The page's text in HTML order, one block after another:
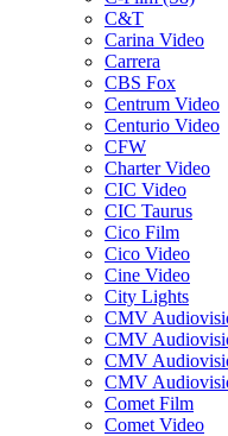
C&T
Carina Video
Carrera
CBS Fox
Centrum Video
Centurio Video
CFW
Charter Video
CIC Video
CIC Taurus
Cico Film
Cico Video
Cine Video
City Lights
CMV
CMV
CMV
CMV
Comet Film
Comet Video